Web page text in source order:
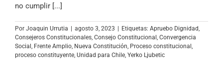
no cumplir [...]
Por Joaquin Urrutia | agosto 3, 2023 | Etiquetas: Apruebo Dignidad
Consejeros Constitucionales Consejo Constitucional Convergencia
Social Frente Amplio Nueva Constitución Proceso constitucional
proceso constituyente Unidad para Chile Yerko Ljubetic